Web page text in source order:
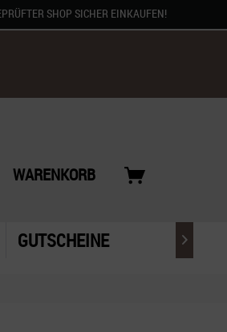
SHOP SICHER EINKAUFEN!
WARENKORB
GUTSCHEINE 